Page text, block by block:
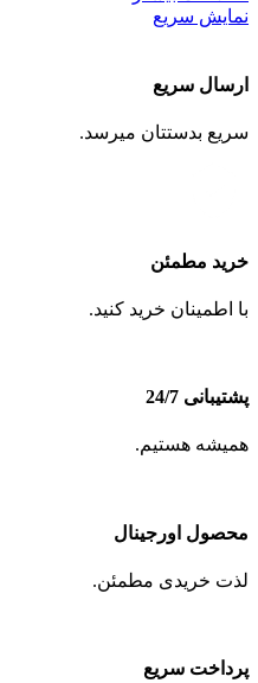
نمایش سریع
ارسال سریع
سریع بدستتان میرسد.
خرید مطمئن
با اطمینان خرید کنید.
پشتیبانی 24/7
همیشه هستیم.
محصول اورجینال
لذت خریدی مطمئن.
پرداخت سریع